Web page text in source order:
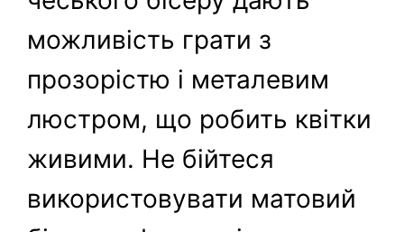
можливість грати з
прозорістю і металевим
люстром, що робить квітки
живими. Не бійтеся
використовувати матовий